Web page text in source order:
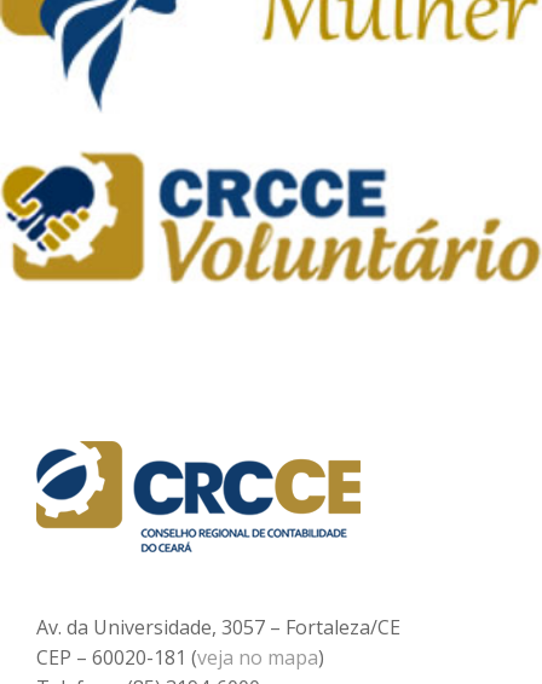
Av. da Universidade, 3057 – Fortaleza/CE
CEP – 60020-181 (veja no mapa)